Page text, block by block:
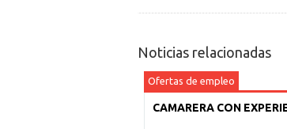
Noticias relacionadas
Ofertas de empleo
CAMARERA CON